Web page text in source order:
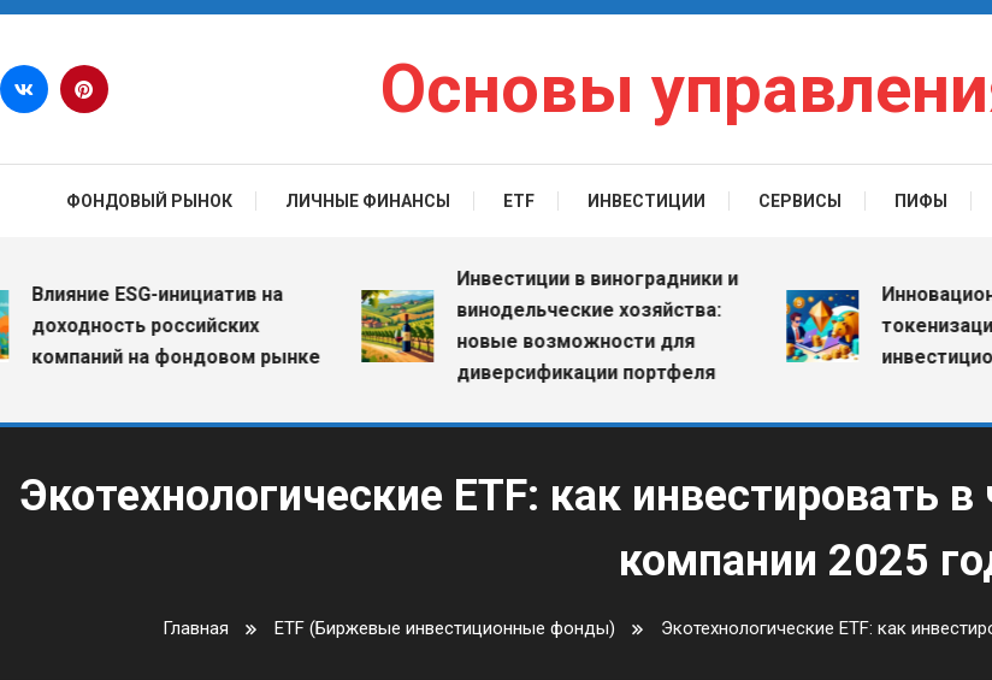
Перейти к содержимому
Основы
ФОНДОВЫЙ РЫНОК ЛИЧНЫЕ ФИНАНСЫ ETF ИНВЕСТИЦИИ СЕРВИСЫ ПИФЫ
ESG-инициатив на
российских
на фондовом рынке
Инвестиции в виноградники и
винодельческие хозяйства:
новые возможности для
диверсификации портфеля
Инновационные
токенизация
Экотехнологические ETF: как инвестировать
компании 2025
Главная ETF (Биржевые инвестиционные фонды) Экотехнологические ETF: как